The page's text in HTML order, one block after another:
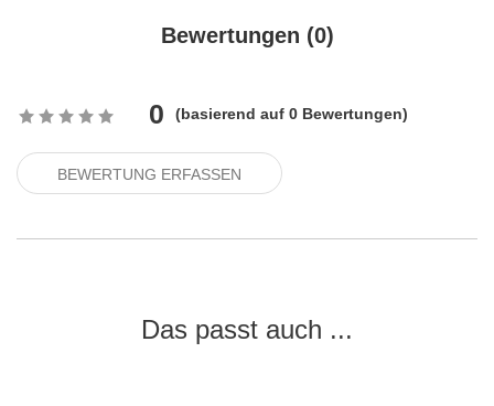
Bewertungen (0)
0 (basierend auf 0 Bewertungen)
BEWERTUNG ERFASSEN
Das passt auch ...